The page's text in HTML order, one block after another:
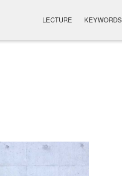
LECTURE KEYWORDS